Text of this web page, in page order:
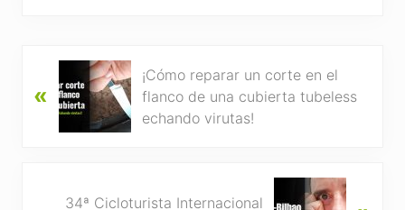
r
«
¡Cómo reparar un corte en el
flanco de una cubierta tubeless
echando virutas!
34ª Cicloturista Internacional